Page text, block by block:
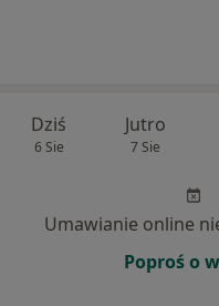
Dziś
6 Sie
Jutro
7 Sie
Umawianie online
Poproś o